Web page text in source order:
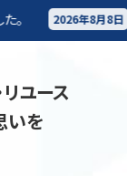
札幌市 カメラ買取査
ユース
いを